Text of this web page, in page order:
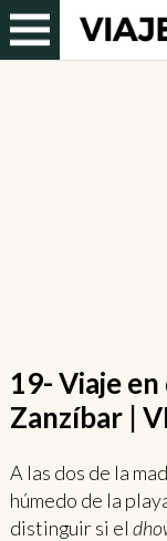
19- Viaje en
Zanzíbar |
A las dos de la
húmedo de la
distinguir si el